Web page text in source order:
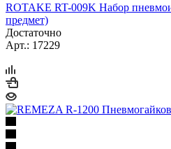
ROTAKE RT-009K Набор
предмет)
Достаточно
Арт.: 17229